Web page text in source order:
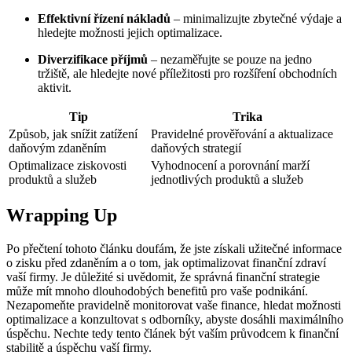
Effektivní řízení nákladů – minimalizujte zbytečné výdaje a
hledejte možnosti jejich optimalizace.
Diverzifikace příjmů – nezaměřujte se pouze na jedno
tržiště, ale hledejte nové příležitosti pro rozšíření obchodních
aktivit.
Tip
Trika
Způsob, jak snížit zatížení
daňovým zdaněním
Pravidelné prověřování a aktualizace
daňových strategií
Optimalizace ziskovosti
produktů a služeb
Vyhodnocení a porovnání marží
jednotlivých produktů a služeb
Wrapping Up
Po přečtení tohoto článku doufám, že jste získali užitečné informace
o zisku před zdaněním a o tom, jak optimalizovat finanční zdraví
vaší firmy. Je důležité si uvědomit, že správná finanční strategie
může mít mnoho dlouhodobých benefitů pro vaše podnikání.
Nezapomeňte pravidelně monitorovat vaše finance, hledat možnosti
optimalizace a konzultovat s odborníky, abyste dosáhli maximálního
úspěchu. Nechte tedy tento článek být vaším průvodcem k finanční
stabilitě a úspěchu vaší firmy.